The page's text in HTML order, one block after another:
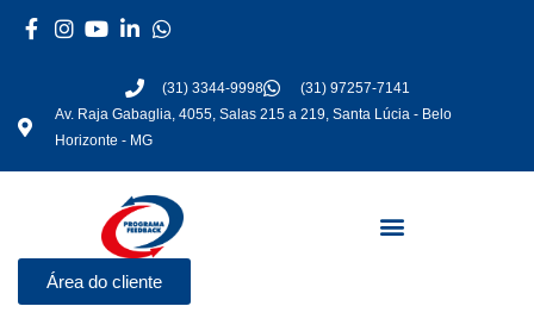
para
(31) 3344-9998
(31) 97257-7141
Av. Raja Gabaglia, 4055, Salas 215 a 219, Santa Lúcia - Belo
Horizonte - MG
Área do cliente